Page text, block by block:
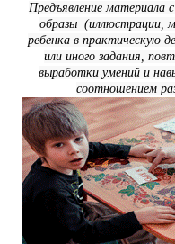
Предъявление материала
образы (иллюстрации,
ребенка в практическую
или иного задания,
выработки умений и
соотношением